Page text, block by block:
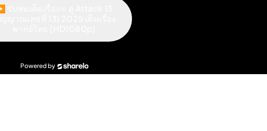
รับชมเต็มเรื่อง➾ ดู Attack 13
Powered bySharelo